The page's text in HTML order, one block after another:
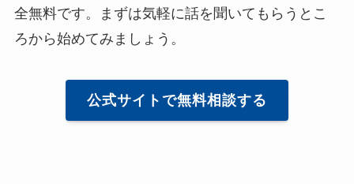
全無料です。まずは気軽に話を聞いてもらうとこ
ろから始めてみましょう。
公式サイトで無料相談する